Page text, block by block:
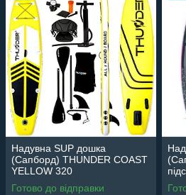
Надувна SUP дошка
(Сапборд) THUNDER COAST
YELLOW 320
Готово до відправки